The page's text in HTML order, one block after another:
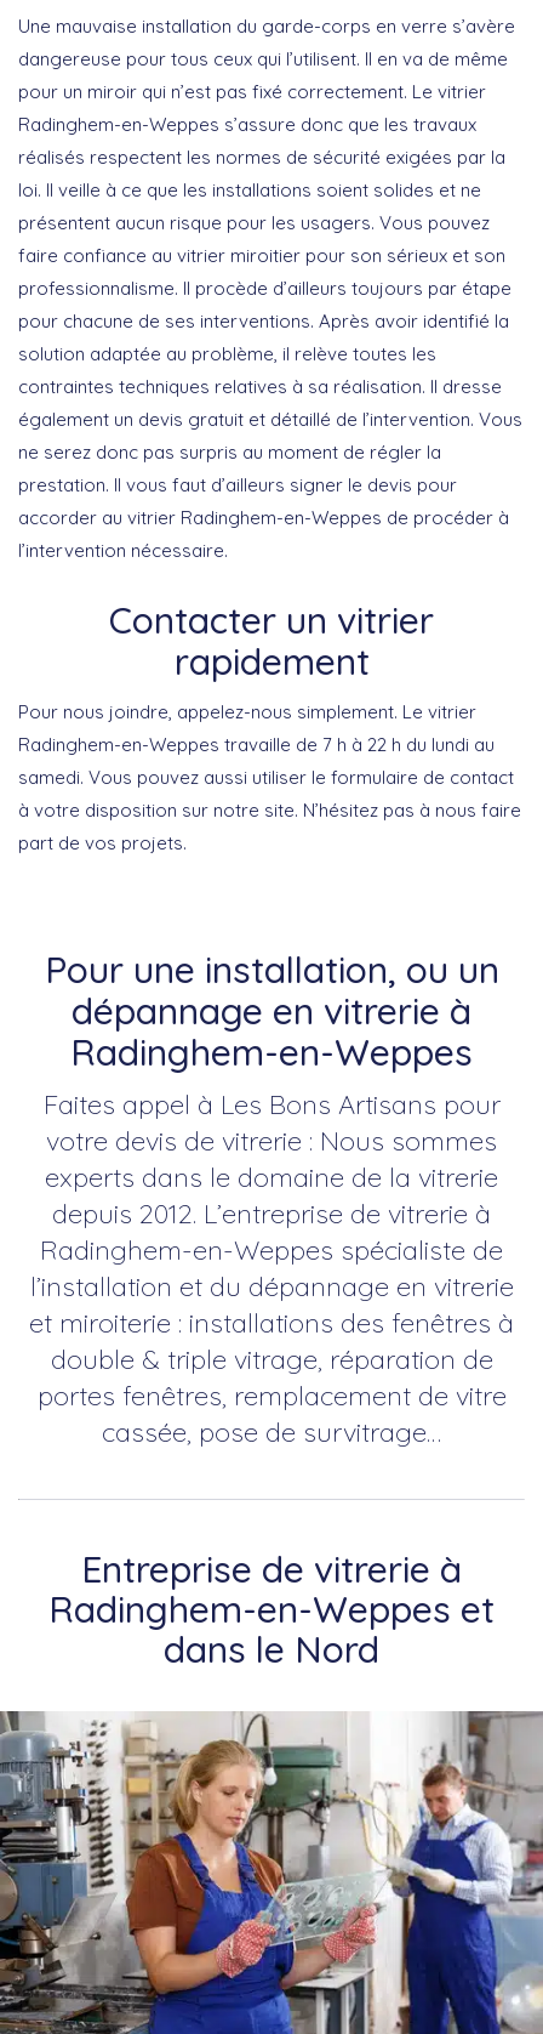
Une mauvaise installation du garde-corps en verre s’avère
dangereuse pour tous ceux qui l’utilisent. Il en va de même
pour un miroir qui n’est pas fixé correctement. Le vitrier
Radinghem-en-Weppes s’assure donc que les travaux
réalisés respectent les normes de sécurité exigées par la
loi. Il veille à ce que les installations soient solides et ne
présentent aucun risque pour les usagers. Vous pouvez
faire confiance au vitrier miroitier pour son sérieux et son
professionnalisme. Il procède d’ailleurs toujours par étape
pour chacune de ses interventions. Après avoir identifié la
solution adaptée au problème, il relève toutes les
contraintes techniques relatives à sa réalisation. Il dresse
également un devis gratuit et détaillé de l’intervention. Vous
ne serez donc pas surpris au moment de régler la
prestation. Il vous faut d’ailleurs signer le devis pour
accorder au vitrier Radinghem-en-Weppes de procéder à
l’intervention nécessaire.
Contacter un vitrier
rapidement
Pour nous joindre, appelez-nous simplement. Le vitrier
Radinghem-en-Weppes travaille de 7 h à 22 h du lundi au
samedi. Vous pouvez aussi utiliser le formulaire de contact
à votre disposition sur notre site. N’hésitez pas à nous faire
part de vos projets.
Pour une installation, ou un
dépannage en vitrerie à
Radinghem-en-Weppes
Faites appel à Les Bons Artisans pour
votre devis de vitrerie : Nous sommes
experts dans le domaine de la vitrerie
depuis 2012. L’entreprise de vitrerie à
Radinghem-en-Weppes spécialiste de
l’installation et du dépannage en vitrerie
et miroiterie : installations des fenêtres à
double & triple vitrage, réparation de
portes fenêtres, remplacement de vitre
cassée, pose de survitrage…
Entreprise de vitrerie à
Radinghem-en-Weppes et
dans le Nord